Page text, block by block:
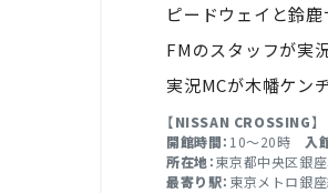
ピードウェイと鈴
FMのスタッフが実
実況MCが木幡ケン
【NISSAN CROSSING】
開館時間： 10～20時 入
所在地：東京都中央区銀
最寄り駅： 東京メトロ銀